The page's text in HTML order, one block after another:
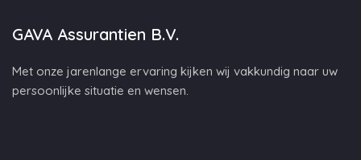
GAVA Assurantien B.V.
Met onze jarenlange ervaring kijken wij vakkundig naar uw
persoonlijke situatie en wensen.